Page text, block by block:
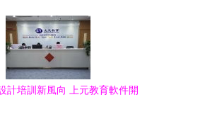
計培訓新風向 上元教育軟件開